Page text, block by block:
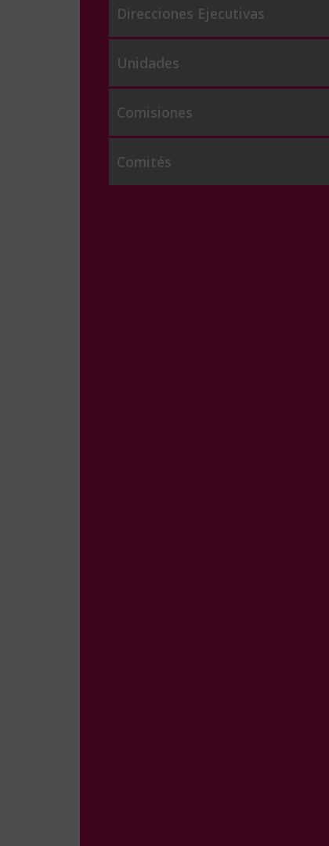
Direcciones Ejecutivas
Unidades
Comisiones
Comités